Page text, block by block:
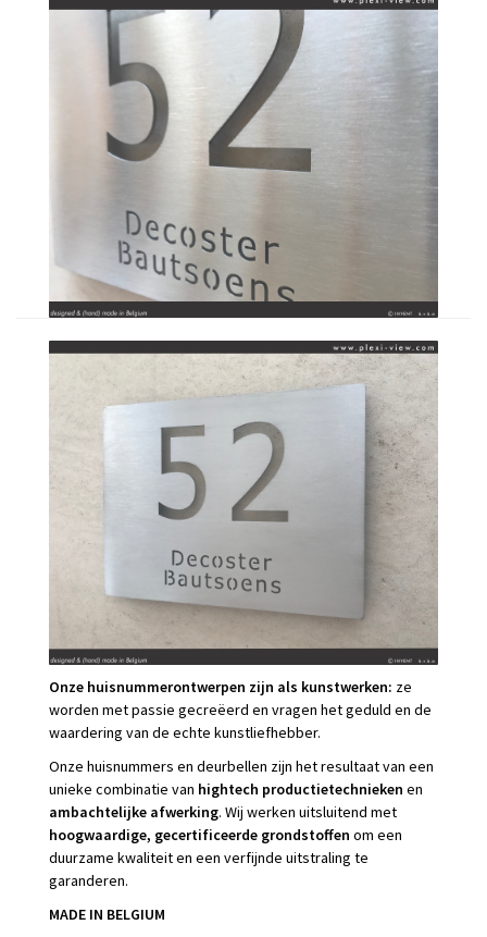
Onze huisnummerontwerpen zijn als kunstwerken: ze
worden met passie gecreëerd en vragen het geduld en de
waardering van de echte kunstliefhebber.
Onze huisnummers en deurbellen zijn het resultaat van een
unieke combinatie van hightech productietechnieken en
ambachtelijke afwerking. Wij werken uitsluitend met
hoogwaardige, gecertificeerde grondstoffen om een
duurzame kwaliteit en een verfijnde uitstraling te
garanderen.
MADE IN BELGIUM